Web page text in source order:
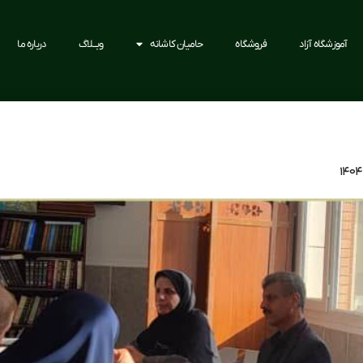
آموزشگاه آزاد فروشگاه حامیان کاشانه وبــلاگ درباره ما